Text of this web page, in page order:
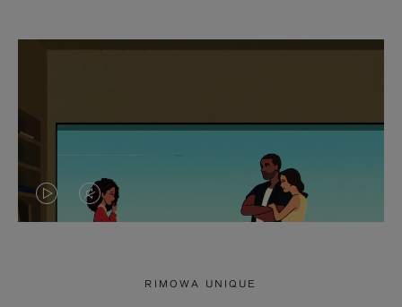
LA LE
RIMOWA UNIQUE